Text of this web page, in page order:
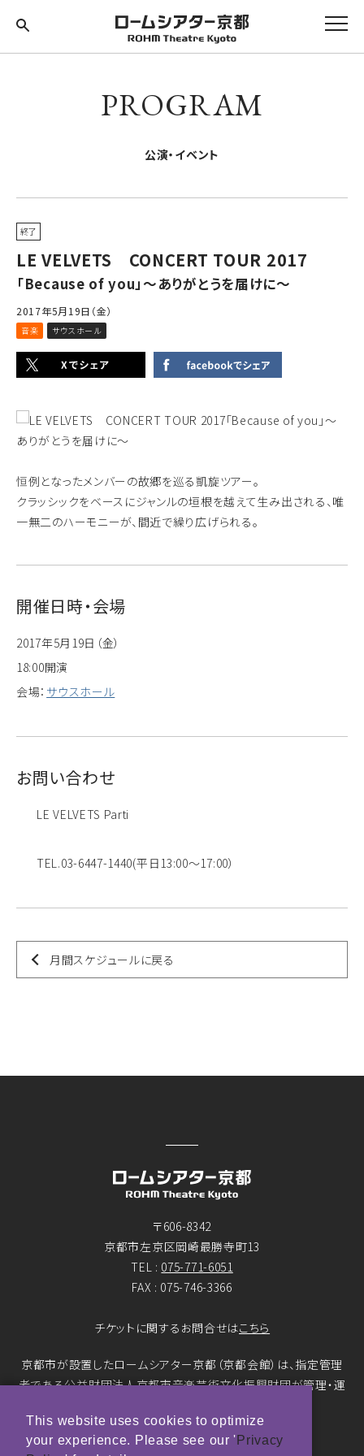
PROGRAM
公演・イベント
終了
LE VELVETS CONCERT TOUR 2017
「Because of you」～ありがとうを届けに～
2017年5月19日（金）
音楽 サウスホール
恒例となったメンバーの故郷を巡る凱旋ツアー。
クラッシックをベースにジャンルの垣根を越えて生み出される、唯
一無二のハーモニーが、間近で繰り広げられる。
開催日時・会場
2017年5月19日（金）
18:00開演
会場： サウスホール
お問い合わせ
LE VELVETS Parti
TEL.03-6447-1440(平日13:00～17:00）
月間スケジュールに戻る
〒606-8342
京都市左京区岡崎最勝寺町13
TEL : 075-771-6051
FAX : 075-746-3366
チケットに関するお問合せはこちら
京都市が設置したロームシアター京都（京都会館）は、指定管理
者である公益財団法人京都市音楽芸術文化振興財団が管理・運
© ROHM Theatre Kyoto. All rights reserved.
This website uses cookies to optimize
your experience. Please see our ' Privacy